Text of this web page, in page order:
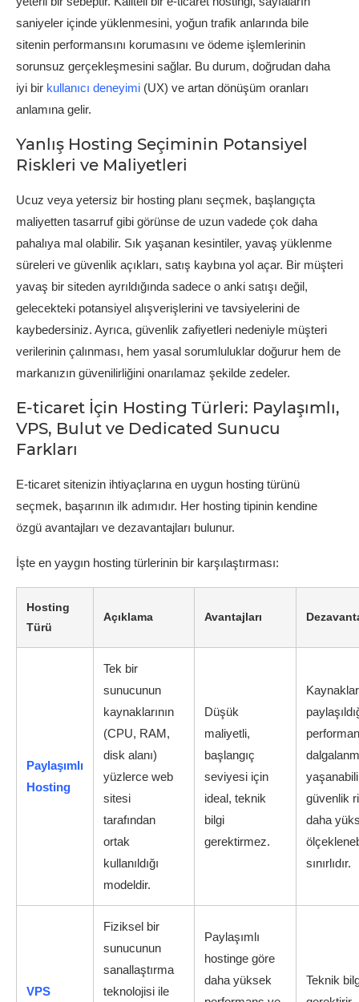
saniyeler içinde yüklenmesini, yoğun trafik anlarında bile
sitenin performansını korumasını ve ödeme işlemlerinin
sorunsuz gerçekleşmesini sağlar. Bu durum, doğrudan daha
iyi bir kullanıcı deneyimi (UX) ve artan dönüşüm oranları
anlamına gelir.
Yanlış Hosting Seçiminin Potansiyel
Riskleri ve Maliyetleri
Ucuz veya yetersiz bir hosting planı seçmek, başlangıçta
maliyetten tasarruf gibi görünse de uzun vadede çok daha
pahalıya mal olabilir. Sık yaşanan kesintiler, yavaş yüklenme
süreleri ve güvenlik açıkları, satış kaybına yol açar. Bir müşteri
yavaş bir siteden ayrıldığında sadece o anki satışı değil,
gelecekteki potansiyel alışverişlerini ve tavsiyelerini de
kaybedersiniz. Ayrıca, güvenlik zafiyetleri nedeniyle müşteri
verilerinin çalınması, hem yasal sorumluluklar doğurur hem de
markanızın güvenilirliğini onarılamaz şekilde zedeler.
E-ticaret İçin Hosting Türleri: Paylaşımlı,
VPS, Bulut ve Dedicated Sunucu
Farkları
E-ticaret sitenizin ihtiyaçlarına en uygun hosting türünü
seçmek, başarının ilk adımıdır. Her hosting tipinin kendine
özgü avantajları ve dezavantajları bulunur.
İşte en yaygın hosting türlerinin bir karşılaştırması:
Hosting
Türü
Açıklama Avantajları
Paylaşımlı
Hosting
Tek bir
sunucunun
kaynaklarının
(CPU, RAM,
disk alanı)
yüzlerce web
sitesi
tarafından
ortak
kullanıldığı
modeldir.
Düşük
maliyetli,
başlangıç
seviyesi için
ideal, teknik
bilgi
gerektirmez.
Kaynaklar
güvenlik
daha
sınırlıdır.
VPS
Fiziksel bir
sunucunun
sanallaştırma
teknolojisi ile
Paylaşımlı
hostinge göre
daha yüksek
Teknik